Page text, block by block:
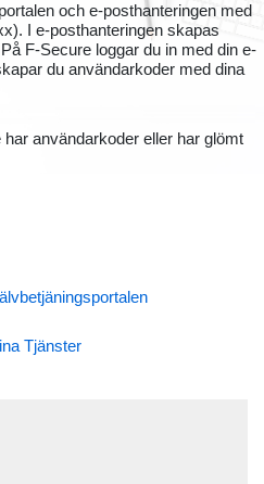
och e-posthanteringen med
I e-posthanteringen skapas
F-Secure loggar du in med din e-
du användarkoder med dina
användarkoder eller har glömt
Tjänster